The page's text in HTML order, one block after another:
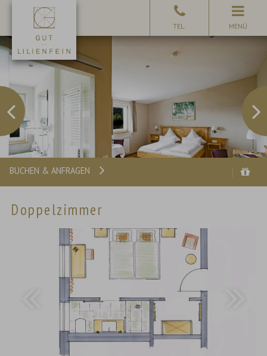
MENÜ
BUCHEN & ANFRAGEN
Doppelzimmer